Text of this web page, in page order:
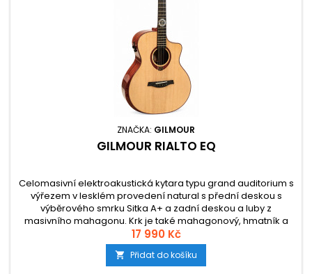
ZNAČKA: GILMOUR
GILMOUR RIALTO EQ
Celomasivní elektroakustická kytara typu grand auditorium s
výřezem v lesklém provedení natural s přední deskou s
výběrového smrku Sitka A+ a zadní deskou a luby z
masivního mahagonu. Krk je také mahagonový, hmatník a
kobylku tvoří eben. Nástroj osazen značkovou elektronikou
Fishman Flex Plus T s integrovanou ladičkou.
17 990 Kč
 Přidat do košíku